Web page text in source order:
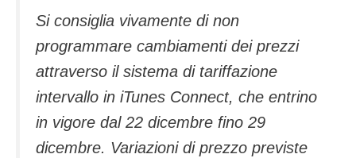
Si consiglia vivamente di non
programmare cambiamenti dei prezzi
attraverso il sistema di tariffazione
intervallo in iTunes Connect, che entrino
in vigore dal 22 dicembre fino 29
dicembre. Variazioni di prezzo previste